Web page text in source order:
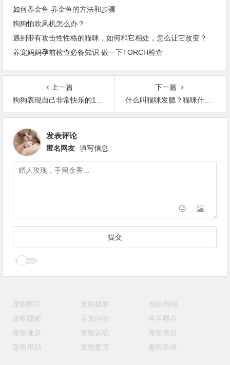
如何养金鱼 养金鱼的方法和步骤
狗狗怕吹风机怎么办？
遇到带有攻击性性格的猫咪，如何和它相处，怎么让它改变？
养宠妈妈孕前检查必备知识 做一下TORCH检查
上一篇
狗狗表现自己非常快乐的12个标志
下一篇
什么叫猫咪发腮？猫咪什么时间开始发腮？
发表评论
匿名网友 填写信息
宠物图片 宠物摄影
国际新闻
宠物视频
养宠问答
科学喂养
宠物健康
宠物训练
宠物美容
宠物用品
宠物繁育 趣闻杂谈